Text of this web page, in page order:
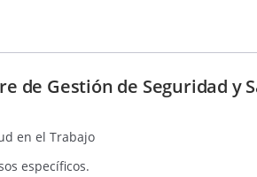
de Gestión de Seguridad y
en el Trabajo
específicos.